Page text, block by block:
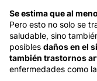
Se estima que al
Pero esto no solo se
saludable, sino
posibles daños en el
también trastornos
enfermedades como